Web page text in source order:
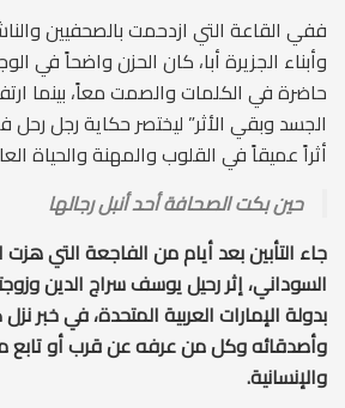
ففي القاعة التي ازدحمت بالصحفيين
وأبناء الجزيرة أبا، كان الحزن واضحاً في
حاضرة في الكلمات والصمت معاً، بينما
الجسد وبقي الأثر” ليختصر حكاية رجل رحل
أثراً عميقاً في القلوب والمهنة والحياة
حين بكت الصحافة أحد أنبل رجالها
جاء التأبين بعد أيام من الفاجعة التي
السوداني، إثر رحيل يوسف سراج الدين
بدولة الإمارات العربية المتحدة، في خبر
وأصدقائه وكل من عرفه عن قرب أو تابع
والإنسانية.